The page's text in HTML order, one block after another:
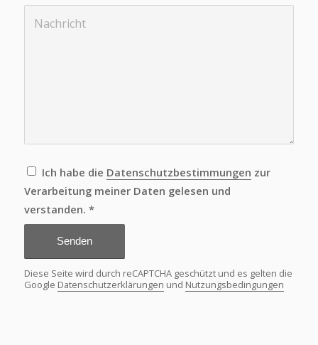
Leider ist beim Versuch, mit der Google-
reCAPTCHA-API zu kommunizieren, ein
Problem aufgetreten. Du kannst das
Kontaktformular derzeit nicht absenden.
Seite neu und überprüfe deine
Internetverbindung.
Ich habe dieDatenschutzbestimmungenzur